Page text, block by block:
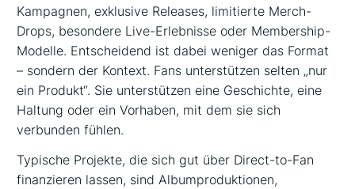
Kampagnen, exklusive Releases, limitierte Merch-
Drops, besondere Live-Erlebnisse oder Membership-
Modelle. Entscheidend ist dabei weniger das Format
– sondern der Kontext. Fans unterstützen selten „nur
ein Produkt“. Sie unterstützen eine Geschichte, eine
Haltung oder ein Vorhaben, mit dem sie sich
verbunden fühlen.
Typische Projekte, die sich gut über Direct-to-Fan
finanzieren lassen, sind Albumproduktionen,